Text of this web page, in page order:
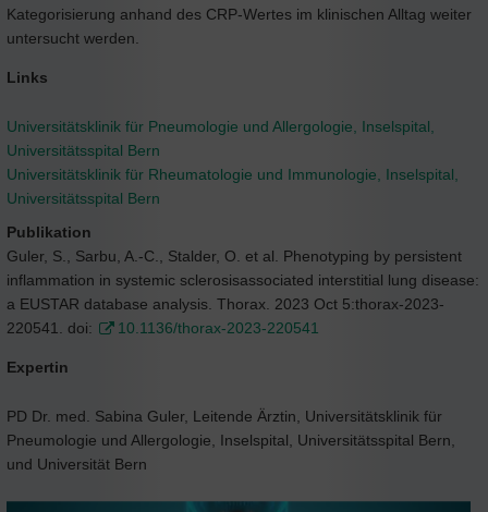
Kategorisierung anhand des CRP-Wertes im klinischen Alltag weiter
untersucht werden.
Links
Universitätsklinik für Pneumologie und Allergologie, Inselspital,
Universitätsspital Bern
Universitätsklinik für Rheumatologie und Immunologie, Inselspital,
Universitätsspital Bern
Publikation
Guler, S., Sarbu, A.-C., Stalder, O. et al. Phenotyping by persistent
inflammation in systemic sclerosisassociated interstitial lung disease:
a EUSTAR database analysis. Thorax. 2023 Oct 5:thorax-2023-
220541. doi:
10.1136/thorax-2023-220541
Expertin
PD Dr. med. Sabina Guler, Leitende Ärztin, Universitätsklinik für
Pneumologie und Allergologie, Inselspital, Universitätsspital Bern,
und Universität Bern